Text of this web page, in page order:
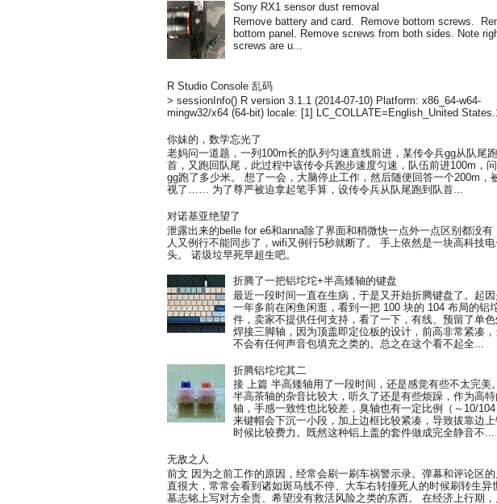
Sony RX1 sensor dust removal
Remove battery and card. Remove bottom screws.
bottom panel. Remove screws from both sides. Note
screws are u...
R Studio Console 乱码
> sessionInfo() R version 3.1.1 (2014-07-10) Platform: x86_64-w64-
mingw32/x64 (64-bit) locale: [1] LC_COLLATE=English_United
你妹的，数学忘光了
老妈问一道题，一列100m长的队列匀速直线前进，某传令兵gg从队尾
首，又跑回队尾，此过程中该传令兵跑步速度匀速，队伍前进100m，
gg跑了多少米。 想了一会，大脑停止工作，然后随便回答一个200m，
视了…… 为了尊严被迫拿起笔手算，设传令兵从队尾跑到队首...
对诺基亚绝望了
泄露出来的belle for e6和anna除了界面和稍微快一点外一点区别都没有
人又例行不能同步了，wifi又例行5秒就断了。 手上依然是一块高科技
头。 诺圾垃早死早超生吧。
折腾了一把铝坨坨+半高矮轴的键盘
最近一段时间一直在生病，于是又开始折腾键盘了。起
一年多前在闲鱼闲逛，看到一把 100 块的 104 布局的铝
件，卖家不提供任何支持，看了一下，有线、预留了单
焊接三脚轴，因为顶盖即定位板的设计，前高非常紧凑，
不会有任何声音包填充之类的。总之在这个看不起全...
折腾铝坨坨其二
接 上篇 半高矮轴用了一段时间，还是感觉有些不太完美
半高茶轴的杂音比较大，听久了还是有些烦躁，作为高
轴，手感一致性也比较差，臭轴也有一定比例（～10/
来键帽会下沉一小段，加上边框比较紧凑，导致拔靠边
时候比较费力。既然这种铝上盖的套件做成完全静音不...
无敌之人
前文 因为之前工作的原因，经常会刷一刷车祸警示录。弹幕和评论区
直很大，常常会看到诸如斑马线不停、大车右转撞死人的时候刷转生异
墓志铭上写对方全责、希望没有救活风险之类的东西。 在经济上行期